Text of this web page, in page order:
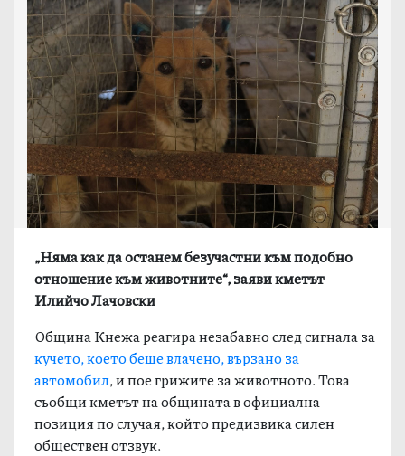
„Няма как да останем безучастни към подобно
отношение към животните“, заяви кметът
Илийчо Лачовски
Община Кнежа реагира незабавно след сигнала за
кучето, което беше влачено, вързано за
автомобил, и пое грижите за животното. Това
съобщи кметът на общината в официална
позиция по случая, който предизвика силен
обществен отзвук.